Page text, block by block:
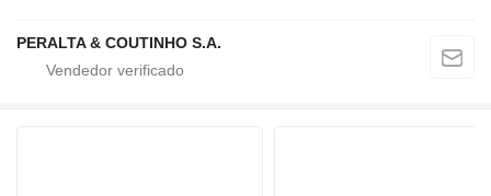
PERALTA & COUTINHO S.A.